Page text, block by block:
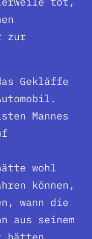
zur
Gekläffe
Mannes
wohl
können,
wann die
aus seinem